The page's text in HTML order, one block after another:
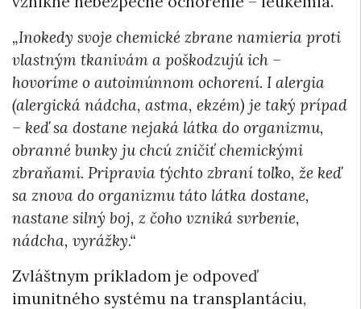
„Inokedy svoje chemické zbrane namieria proti
vlastným tkanivám a poškodzujú ich –
hovoríme o autoimúnnom ochorení. I alergia
(alergická nádcha, astma, ekzém) je taký prípad
– keď sa dostane nejaká látka do organizmu,
obranné bunky ju chcú zničiť chemickými
zbraňami. Pripravia týchto zbraní toľko, že keď
sa znova do organizmu táto látka dostane,
nastane silný boj, z čoho vzniká svrbenie,
nádcha, vyrážky.“
Zvláštnym príkladom je odpoveď
imunitného systému na transplantáciu,